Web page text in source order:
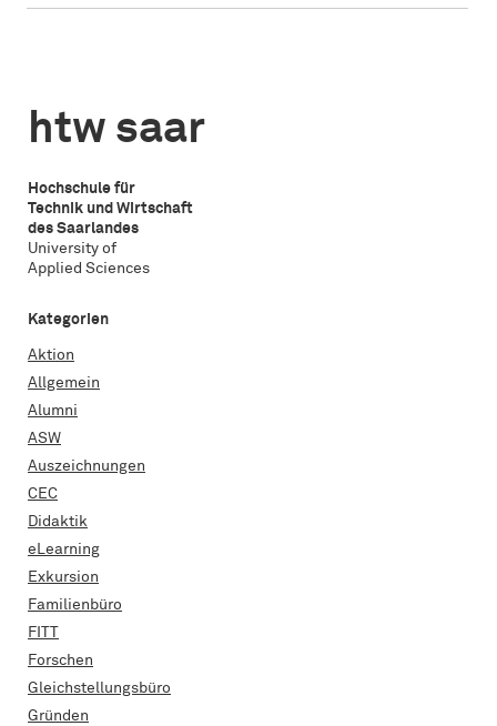
htw saar
Hochschule für
Technik und Wirtschaft
des Saarlandes
University of
Applied Sciences
Kategorien
Aktion
Allgemein
Alumni
ASW
Auszeichnungen
CEC
Didaktik
eLearning
Exkursion
Familienbüro
FITT
Forschen
Gleichstellungsbüro
Gründen